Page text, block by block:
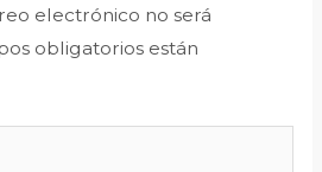
electrónico no será
obligatorios están